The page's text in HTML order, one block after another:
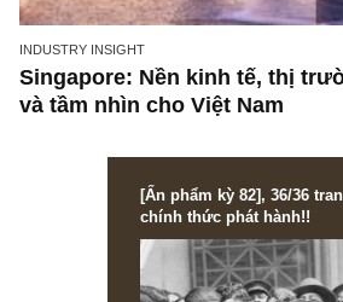
INDUSTRY INSIGHT
và tầm nhìn cho Việt Nam
[Ấn phẩm kỳ 82], 36/
chính thức phát